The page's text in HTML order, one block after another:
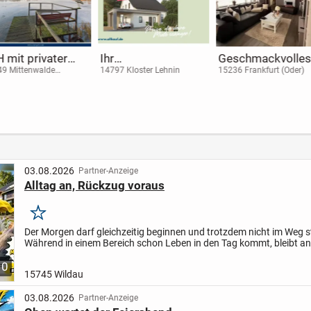
in
Baugrundstück für
Ihre exklusive
14621 Schönwalde-Glien
SCHLÜSSELFERTIG
E HAUSHÄLFTE
15834 Rangsdorf 16727
03.08.2026 Partner-Anzeige
Alltag an, Rückzug voraus
Merken
Der Morgen darf gleichzeitig beginnen und trotzdem nicht im Weg
Während in einem Bereich schon Leben in den Tag kommt, bleibt
15745 Wildau
03.08.2026 Partner-Anzeige